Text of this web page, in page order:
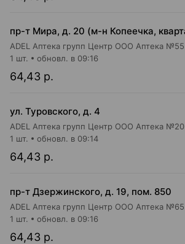
ADEL Аптека групп Центр ООО Аптека №55
64,43 р.
1 шт. обновл. в 09:16
ул. Туровского, д. 4
ADEL Аптека групп Центр ООО Аптека №20
64,43 р.
1 шт. обновл. в 09:14
пр-т Дзержинского, д. 19, пом. 850
ADEL Аптека групп Центр ООО Аптека №65
64,43 р.
1 шт. обновл. в 09:16